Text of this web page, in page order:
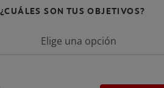
¿CUÁLES SON TUS OBJETIVOS?
Elige una opción